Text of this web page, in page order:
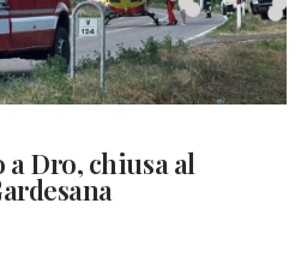
Dro, chiusa al